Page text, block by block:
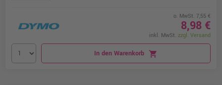
o. MwSt. 7,55 €
8,98 €
inkl. MwSt. zzgl. Versand
In den Warenkorb shopping_cart